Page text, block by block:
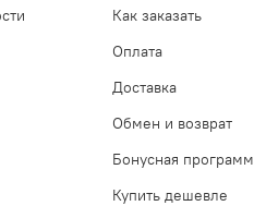
Как заказать
Оплата
Доставка
Обмен и возврат
Бонусная
Купить дешевле